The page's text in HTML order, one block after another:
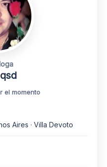
el momento
Aires · Villa Devoto